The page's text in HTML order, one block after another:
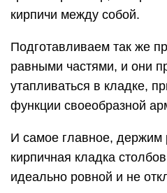
кирпичи между собой.
Подготавливаем так же
равными частями, и они
утапливаться в кладке,
функции своеобразной
И самое главное, держим
кирпичная кладка
идеально ровной и не